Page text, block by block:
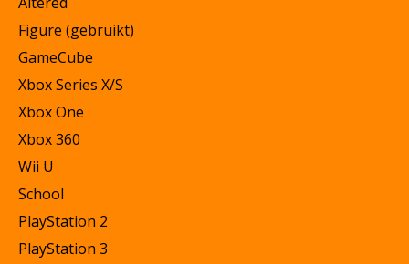
Figure (gebruikt)
GameCube
Xbox Series X/S
Xbox One
Xbox 360
Wii U
School
PlayStation 2
PlayStation 3